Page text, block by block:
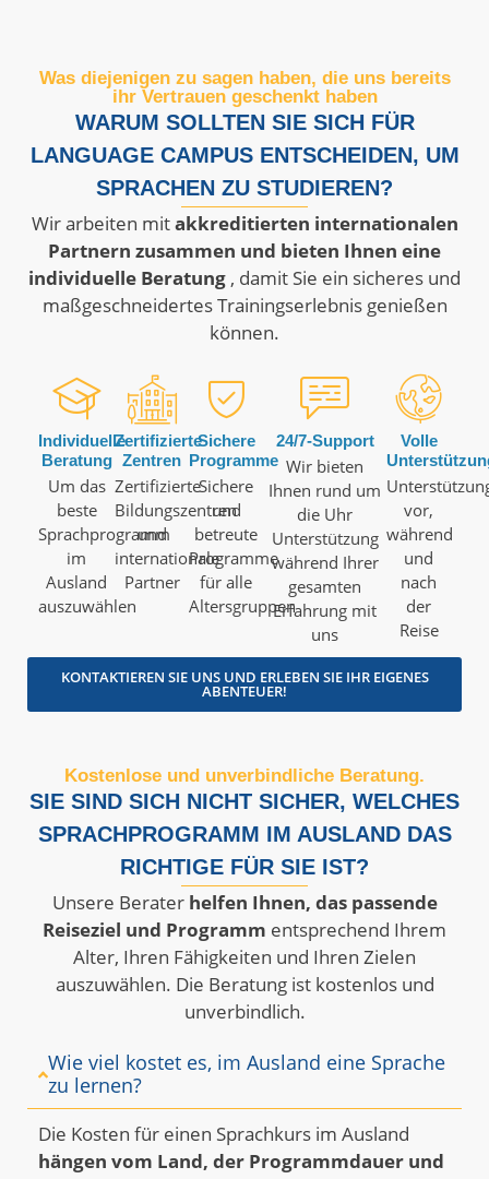
Was diejenigen zu sagen haben, die uns bereits
ihr Vertrauen geschenkt haben
WARUM SOLLTEN SIE SICH FÜR
LANGUAGE CAMPUS ENTSCHEIDEN, UM
SPRACHEN ZU STUDIEREN?
Wir arbeiten mitakkreditierten internationalen
Partnern zusammen und bieten Ihnen eine
individuelle Beratung , damit Sie ein sicheres und
maßgeschneidertes Trainingserlebnis genießen
können.
Individuelle
Beratung
Um das
beste
Sprachprogramm
im
Ausland
auszuwählen
Zertifizierte
Zentren
Zertifizierte
Bildungszentren
und
internationale
Partner
Sichere
Programme
Sichere
und
betreute
Programme
für alle
Altersgruppen
24/7-Support
Wir bieten
Ihnen rund um
die Uhr
Unterstützung
während Ihrer
gesamten
Erfahrung mit
uns
Volle
vor,
während
und
nach
der
Reise
KONTAKTIEREN SIE UNS UND ERLEBEN SIE IHR EIGENES
ABENTEUER!
Kostenlose und unverbindliche Beratung.
SIE SIND SICH NICHT SICHER, WELCHES
SPRACHPROGRAMM IM AUSLAND DAS
RICHTIGE FÜR SIE IST?
Unsere Berater helfen Ihnen, das passende
Reiseziel und Programm entsprechend Ihrem
Alter, Ihren Fähigkeiten und Ihren Zielen
auszuwählen. Die Beratung ist kostenlos und
unverbindlich.
Wie viel kostet es, im Ausland eine Sprache
zu lernen?
Die Kosten für einen Sprachkurs im Ausland
hängen vom Land, der Programmdauer und